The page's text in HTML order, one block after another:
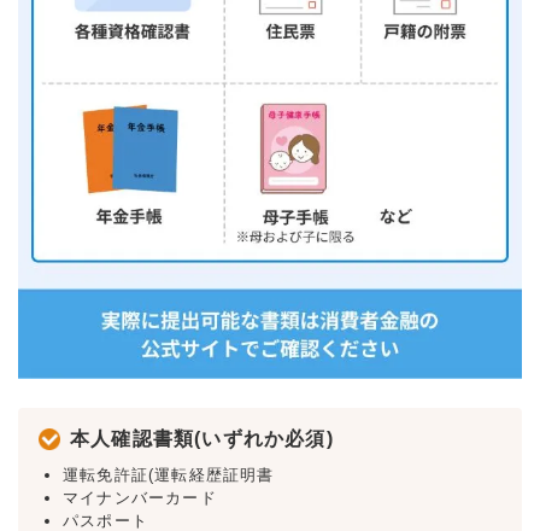
本人確認書類(いずれか必須)
運転免許証(運転経歴証明書
マイナンバーカード
パスポート